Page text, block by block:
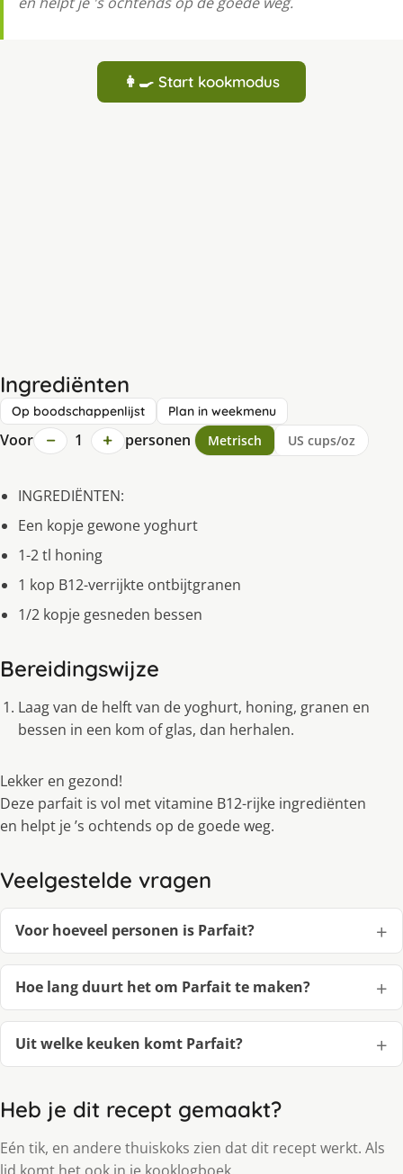
👩‍🍳 Start kookmodus
Ingrediënten
Op boodschappenlijst Plan in weekmenu
Voor − 1 + personen Metrisch US cups/oz
INGREDIËNTEN:
Een kopje gewone yoghurt
1-2 tl honing
1 kop B12-verrijkte ontbijtgranen
1/2 kopje gesneden bessen
Bereidingswijze
Laag van de helft van de yoghurt, honing, granen en
bessen in een kom of glas, dan herhalen.
Lekker en gezond!
Deze parfait is vol met vitamine B12-rijke ingrediënten
en helpt je ’s ochtends op de goede weg.
Veelgestelde vragen
Voor hoeveel personen is Parfait?
Hoe lang duurt het om Parfait te maken?
Uit welke keuken komt Parfait?
Heb je dit recept gemaakt?
Eén tik, en andere thuiskoks zien dat dit recept werkt. Als